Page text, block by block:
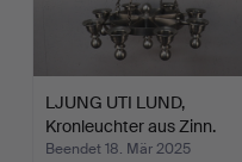
LJUNG UTI LUND,
Kronleuchter aus Zinn.
Beendet 18. Mär 2025